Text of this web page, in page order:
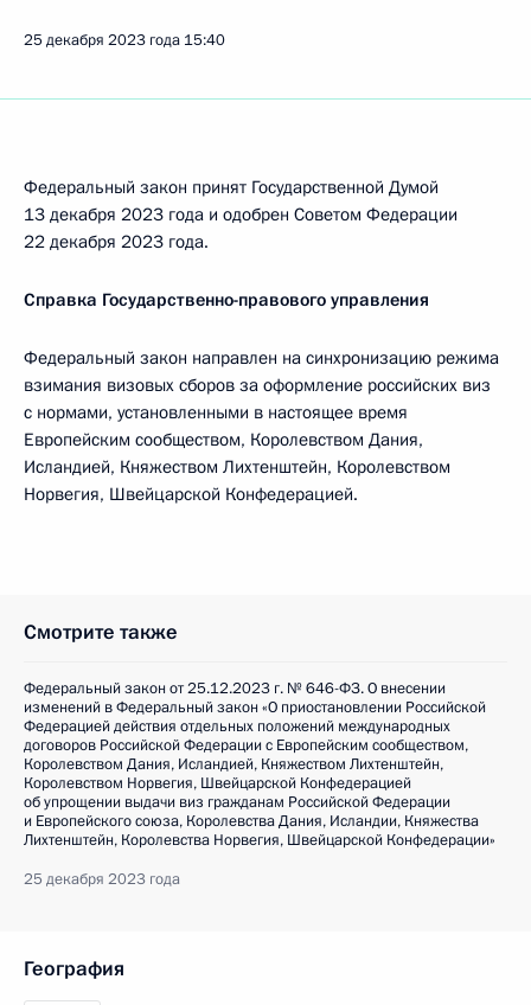
25 декабря 2023 года 15:40
Федеральный закон принят Государственной Думой
13 декабря 2023 года и одобрен Советом Федерации
22 декабря 2023 года.
Справка Государственно-правового управления
Федеральный закон направлен на синхронизацию режима
взимания визовых сборов за оформление российских виз
с нормами, установленными в настоящее время
Европейским сообществом, Королевством Дания,
Исландией, Княжеством Лихтенштейн, Королевством
Норвегия, Швейцарской Конфедерацией.
Смотрите также
Федеральный закон от 25.12.2023 г. № 646-ФЗ. О внесении
изменений в Федеральный закон «О приостановлении Российской
Федерацией действия отдельных положений международных
договоров Российской Федерации с Европейским сообществом,
Королевством Дания, Исландией, Княжеством Лихтенштейн,
Королевством Норвегия, Швейцарской Конфедерацией
об упрощении выдачи виз гражданам Российской Федерации
и Европейского союза, Королевства Дания, Исландии, Княжества
Лихтенштейн, Королевства Норвегия, Швейцарской Конфедерации»
25 декабря 2023 года
География